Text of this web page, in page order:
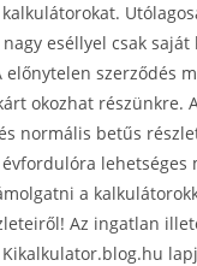
eséllyel csak saját
szerződés
okozhat részünkre.
normális betűs
lehetséges
a
Az ingatlan
Kikalkulator.blog.hu